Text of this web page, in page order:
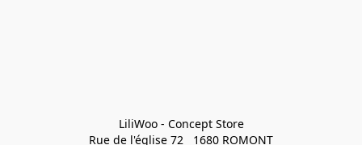
LiliWoo - Concept Store
Rue de l'église 72   1680 ROMONT